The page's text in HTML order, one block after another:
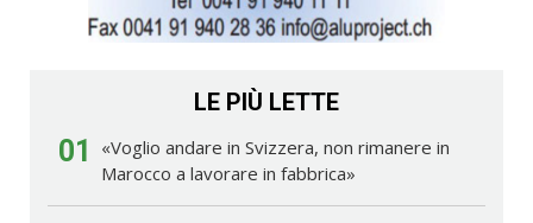
LE PIÙ LETTE
01
«Voglio andare in Svizzera, non rimanere in
Marocco a lavorare in fabbrica»